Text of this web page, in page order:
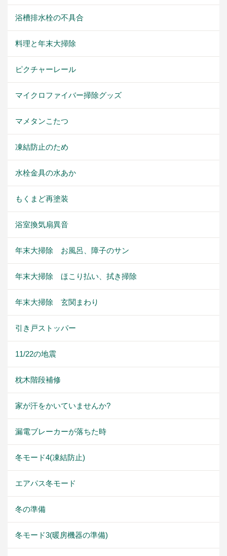
浴槽排水栓の不具合
料理と年末大掃除
ピクチャーレール
マイクロファイバー掃除グッズ
マメタンこたつ
凍結防止のため
水栓金具の水あか
もくまど再塗装
浴室換気扇異音
年末大掃除 お風呂、障子のサン
年末大掃除 ほこり払い、拭き掃除
年末大掃除 玄関まわり
引き戸ストッパー
11/22の地震
枕木階段補修
家が汗をかいていませんか?
漏電ブレーカーが落ちた時
冬モード4(凍結防止)
エアパス冬モード
冬の準備
冬モード3(暖房機器の準備)